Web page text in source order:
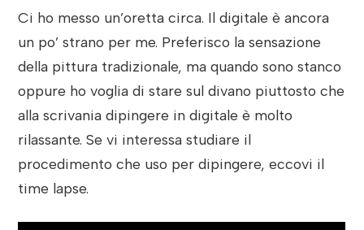
Ci ho messo un’oretta circa. Il digitale è ancora
un po’ strano per me. Preferisco la sensazione
della pittura tradizionale, ma quando sono stanco
oppure ho voglia di stare sul divano piuttosto che
alla scrivania dipingere in digitale è molto
rilassante. Se vi interessa studiare il
procedimento che uso per dipingere, eccovi il
time lapse.